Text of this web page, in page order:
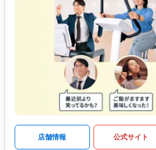
店舗情報 公式サイト